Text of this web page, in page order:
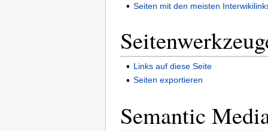
Seiten mit den meisten
Links auf diese Seite
Seiten exportieren
Semantic